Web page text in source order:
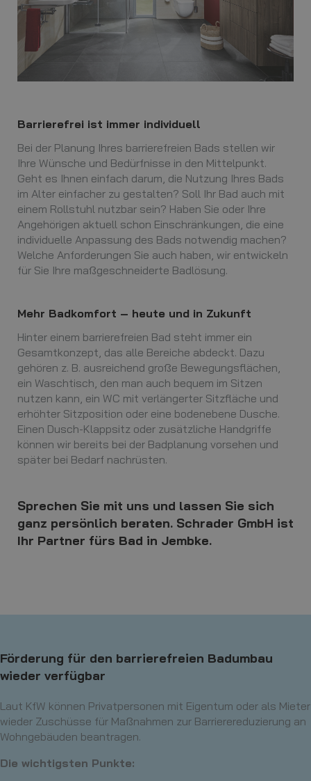
Barrierefrei ist immer individuell
Bei der Planung Ihres barrierefreien Bads stellen wir
Ihre Wünsche und Bedürfnisse in den Mittelpunkt.
Geht es Ihnen einfach darum, die Nutzung Ihres Bads
im Alter einfacher zu gestalten? Soll Ihr Bad auch mit
einem Rollstuhl nutzbar sein? Haben Sie oder Ihre
Angehörigen aktuell schon Einschränkungen, die eine
individuelle Anpassung des Bads notwendig machen?
Welche Anforderungen Sie auch haben, wir entwickeln
für Sie Ihre maßgeschneiderte Badlösung.
Mehr Badkomfort – heute und in Zukunft
Hinter einem barrierefreien Bad steht immer ein
Gesamtkonzept, das alle Bereiche abdeckt. Dazu
gehören z. B. ausreichend große Bewegungsflächen,
ein Waschtisch, den man auch bequem im Sitzen
nutzen kann, ein WC mit verlängerter Sitzfläche und
erhöhter Sitzposition oder eine bodenebene Dusche.
Einen Dusch-Klappsitz oder zusätzliche Handgriffe
können wir bereits bei der Badplanung vorsehen und
später bei Bedarf nachrüsten.
Sprechen Sie mit uns und lassen Sie sich
ganz persönlich beraten. Schrader GmbH ist
Ihr Partner fürs Bad in Jembke.
Förderung für den barrierefreien Badumbau
wieder verfügbar
Laut KfW können Privatpersonen mit Eigentum oder als Mieter
wieder Zuschüsse für Maßnahmen zur Barrierereduzierung an
Wohngebäuden beantragen.
Die wichtigsten Punkte: